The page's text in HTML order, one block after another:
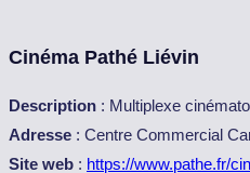
Cinéma Pathé Liévin
Description : Multiplexe
Adresse : Centre Commercial
Site web : https://www.pathe.fr/